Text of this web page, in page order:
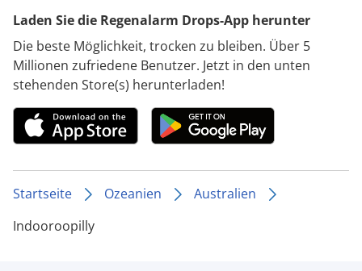
Laden Sie die Regenalarm Drops-App herunter
Die beste Möglichkeit, trocken zu bleiben. Über 5
Millionen zufriedene Benutzer. Jetzt in den unten
stehenden Store(s) herunterladen!
Startseite Ozeanien
Australien
Indooroopilly